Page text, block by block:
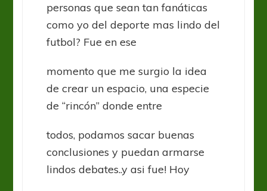
personas que sean tan fanáticas
como yo del deporte mas lindo del
futbol? Fue en ese
momento que me surgio la idea
de crear un espacio, una especie
de “rincón” donde entre
todos, podamos sacar buenas
conclusiones y puedan armarse
lindos debates..y asi fue! Hoy